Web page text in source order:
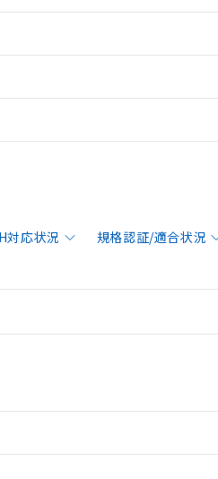
対応状況 規格認証/適合状況